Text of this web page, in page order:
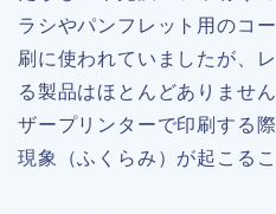
ラシやパンフレット用のコ
刷に使われていましたが、
る製品はほとんどありませ
ザープリンターで印刷する
現象（ふくらみ）が起こる